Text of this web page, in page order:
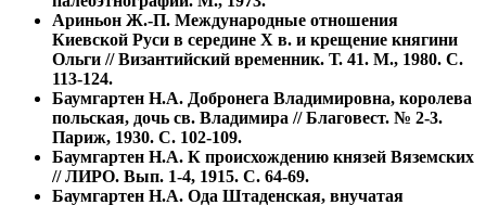
Ариньон Ж.-П. Международные отношения
Киевской Руси в середине Х в. и крещение княгини
Ольги // Византийский временник. Т. 41. М., 1980. С.
113-124.
Баумгартен Н.А. Добронега Владимировна, королева
польская, дочь св. Владимира // Благовест. № 2-3.
Париж, 1930. С. 102-109.
Баумгартен Н.А. К происхождению князей Вяземских
// ЛИРО. Вып. 1-4, 1915. С. 64-69.
Баумгартен Н.А. Ода Штаденская, внучатая